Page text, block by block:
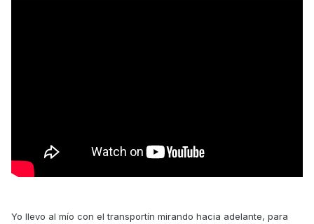
Yo llevo al mío con el transportín mirando hacia adelante, para